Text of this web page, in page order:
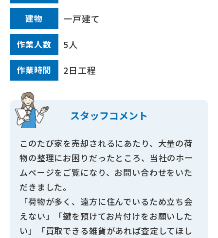
建物 一戸建て
作業⼈数 5人
作業時間 2日工程
スタッフコメント
このたび家を売却されるにあたり、大量の荷
物の整理にお困りだったところ、当社のホー
ムページをご覧になり、お問い合わせをいた
だきました。
「荷物が多く、遠方に住んでいるため立ち会
えない」「鍵を預けてお片付けをお願いした
い」「買取できる雑貨があれば査定してほし